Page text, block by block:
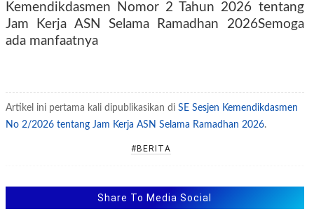
Kemendikdasmen Nomor 2 Tahun 2026 tentang
Jam Kerja ASN Selama Ramadhan 2026Semoga
ada manfaatnya
Artikel ini pertama kali dipublikasikan di SE Sesjen Kemendikdasmen
No 2/2026 tentang Jam Kerja ASN Selama Ramadhan 2026.
#BERITA
Share To Media Social